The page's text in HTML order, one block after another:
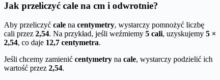
Jak przeliczyć cale na cm i odwrotnie?
Aby przeliczyć cale na centymetry, wystarczy pomnożyć liczbę
cali przez 2,54. Na przykład, jeśli weźmiemy 5 cali, uzyskujemy 5 ×
2,54, co daje 12,7 centymetra.
Jeśli chcemy zamienić centymetry na cale, wystarczy podzielić ich
wartość przez 2,54.